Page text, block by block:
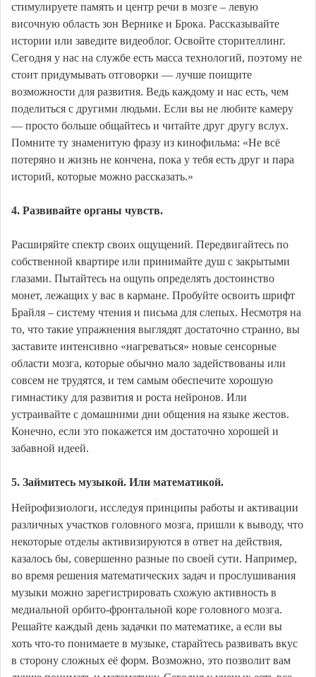
стимулируете память и центр речи в мозге – левую
височную область зон Вернике и Брока. Рассказывайте
истории или заведите видеоблог. Освойте сторителлинг.
Сегодня у нас на службе есть масса технологий, поэтому не
стоит придумывать отговорки — лучше поищите
возможности для развития. Ведь каждому и нас есть, чем
поделиться с другими людьми. Если вы не любите камеру
— просто больше общайтесь и читайте друг другу вслух.
Помните ту знаменитую фразу из кинофильма: «Не всё
потеряно и жизнь не кончена, пока у тебя есть друг и пара
историй, которые можно рассказать.»
4. Развивайте органы чувств.
Расширяйте спектр своих ощущений. Передвигайтесь по
собственной квартире или принимайте душ с закрытыми
глазами. Пытайтесь на ощупь определять достоинство
монет, лежащих у вас в кармане. Пробуйте освоить шрифт
Брайля – систему чтения и письма для слепых. Несмотря на
то, что такие упражнения выглядят достаточно странно, вы
заставите интенсивно «нагреваться» новые сенсорные
области мозга, которые обычно мало задействованы или
совсем не трудятся, и тем самым обеспечите хорошую
гимнастику для развития и роста нейронов. Или
устраивайте с домашними дни общения на языке жестов.
Конечно, если это покажется им достаточно хорошей и
забавной идеей.
5. Займитесь музыкой. Или математикой.
Нейрофизиологи, исследуя принципы работы и активации
различных участков головного мозга, пришли к выводу, что
некоторые отделы активизируются в ответ на действия,
казалось бы, совершенно разные по своей сути. Например,
во время решения математических задач и прослушивания
музыки можно зарегистрировать схожую активность в
медиальной орбито-фронтальной коре головного мозга.
Решайте каждый день задачки по математике, а если вы
хоть что-то понимаете в музыке, старайтесь развивать вкус
в сторону сложных её форм. Возможно, это позволит вам